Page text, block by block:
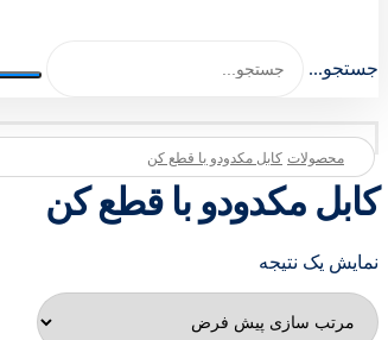
جستجو...
محصولات کابل مکدودو با قطع کن
کابل مکدودو با قطع کن
نمایش یک نتیجه